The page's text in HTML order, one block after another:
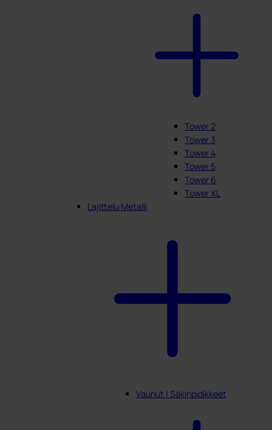
Tower 2
Tower 3
Tower 4
Tower 5
Tower 6
Tower XL
Lajittelu Metalli
Vaunut | Säkinpidikkeet